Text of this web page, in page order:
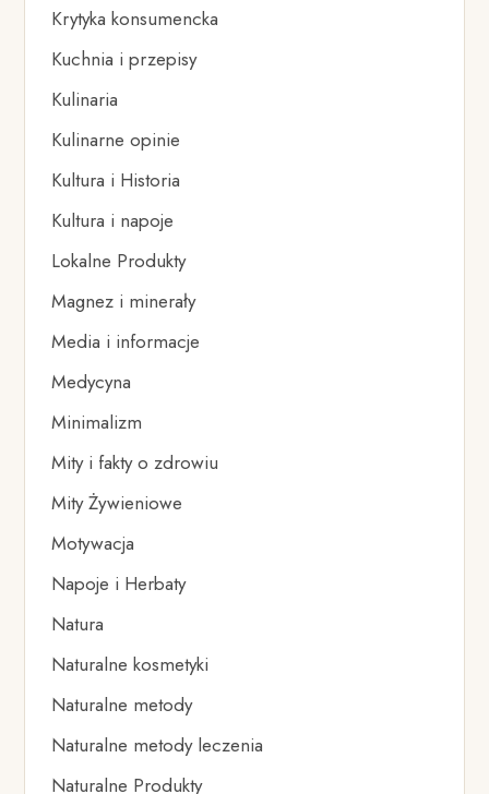
Krytyka konsumencka
Kuchnia i przepisy
Kulinaria
Kulinarne opinie
Kultura i Historia
Kultura i napoje
Lokalne Produkty
Magnez i minerały
Media i informacje
Medycyna
Minimalizm
Mity i fakty o zdrowiu
Mity Żywieniowe
Motywacja
Napoje i Herbaty
Natura
Naturalne kosmetyki
Naturalne metody
Naturalne metody leczenia
Naturalne Produkty